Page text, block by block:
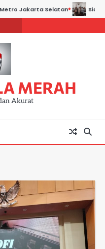
Jakarta Selatan Sidang
MERAH
Akurat